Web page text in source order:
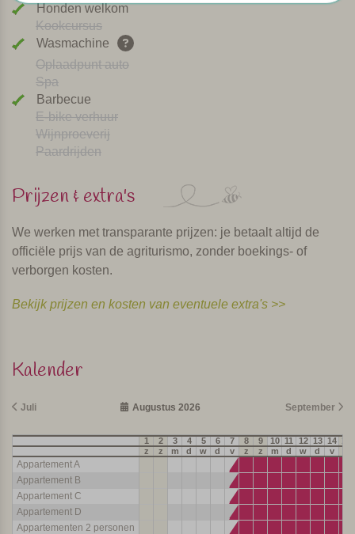
Honden welkom
Kookcursus
Wasmachine
Oplaadpunt auto
Spa
Barbecue
E-bike verhuur
Wijnproeverij
Paardrijden
Prijzen & extra's
We werken met transparante prijzen: je betaalt altijd de
officiële prijs van de agriturismo, zonder boekings- of
verborgen kosten.
Bekijk prijzen en kosten van eventuele extra's >>
Kalender
Juli Augustus 2026 September
1 2 3 4 5 6 7 8 9 10 11 12 13 14
z
z m d w d v z z m d w d v
Appartement A
Appartement B
Appartement C
Appartement D
Appartementen 2 personen